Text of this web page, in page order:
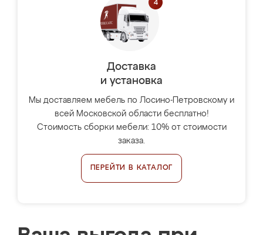
Доставка
и установка
Мы доставляем мебель по Лосино-Петровскому и
всей Московской области бесплатно!
Стоимость сборки мебели: 10% от стоимости
заказа.
ПЕРЕЙТИ В КАТАЛОГ